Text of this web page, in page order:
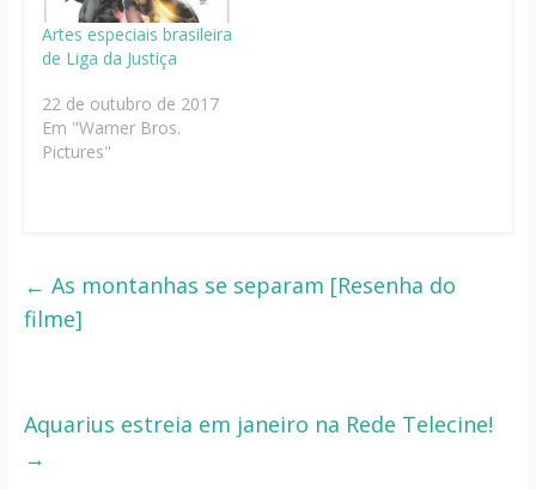
Artes especiais brasileira
de Liga da Justiça
22 de outubro de 2017
Em "Warner Bros.
Pictures"
← As montanhas se separam [Resenha do
filme]
Aquarius estreia em janeiro na Rede Telecine!
→